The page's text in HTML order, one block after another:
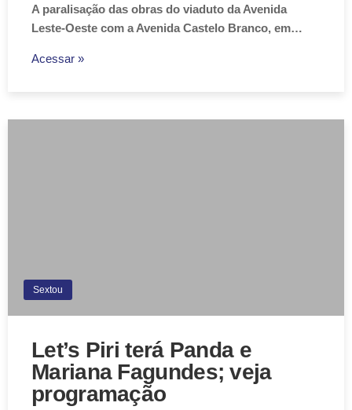
A paralisação das obras do viaduto da Avenida
Leste-Oeste com a Avenida Castelo Branco, em…
Acessar »
Sextou
Let’s Piri terá Panda e
Mariana Fagundes; veja
programação